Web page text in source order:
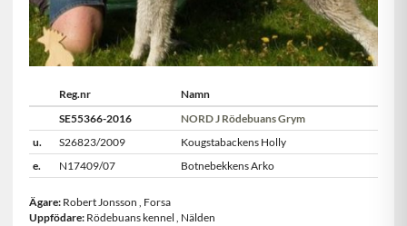
Reg.nr
Namn
SE55366-2016
NORD J Rödebuans Grym
u.
S26823/2009
Kougstabackens Holly
e.
N17409/07 Botnebekkens Arko
Ägare: Robert Jonsson , Forsa
Uppfödare: Rödebuans kennel , Nälden